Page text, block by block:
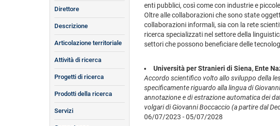
enti pubblici, così come con industrie e
Oltre alle collaborazioni che sono state
collaborazioni informali, sia con la rete
ricerca specializzati nel settore della
settori che possono beneficiare delle
Università per Stranieri di Siena, Ente
Accordo scientifico volto allo sviluppo della
specificamente riguardo alla lingua di
annotazione e di estrazione automatica dei
volgari di Giovanni Boccaccio (a partire dal
06/07/2023 - 05/07/2028
Direttore
Descrizione
Articolazione territoriale
Attività di ricerca
Progetti di ricerca
Prodotti della ricerca
Servizi